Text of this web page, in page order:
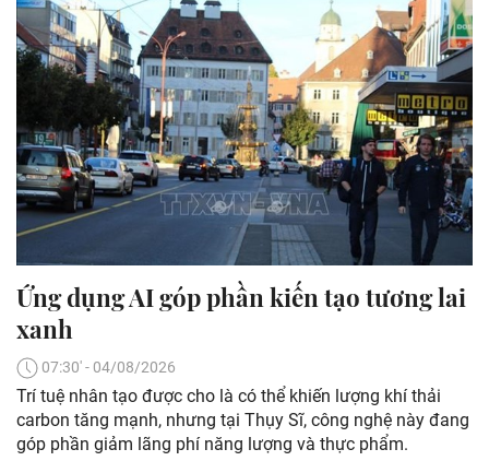
Ứng dụng AI góp phần kiến tạo tương lai
xanh
07:30' - 04/08/2026
Trí tuệ nhân tạo được cho là có thể khiến lượng khí thải
carbon tăng mạnh, nhưng tại Thụy Sĩ, công nghệ này đang
góp phần giảm lãng phí năng lượng và thực phẩm.